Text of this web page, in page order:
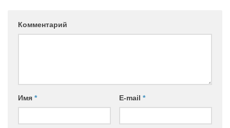
Комментарий
Имя * E-mail *